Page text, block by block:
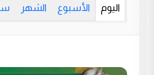
اليوم الأسبوع الشهر